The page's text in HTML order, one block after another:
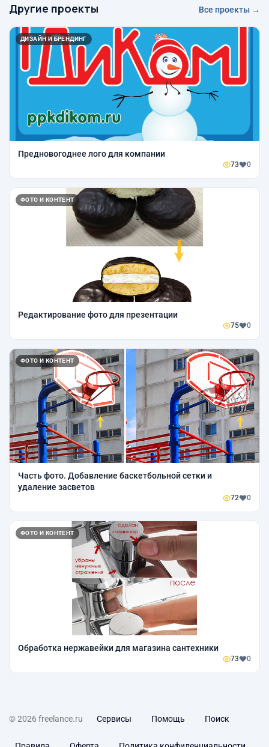
Другие проекты Все проекты →
ДИЗАЙН И БРЕНДИНГ
Предновогоднее лого для компании
73 0
ФОТО И КОНТЕНТ
Редактирование фото для презентации
75 0
ФОТО И КОНТЕНТ
Часть фото. Добавление баскетбольной сетки и
удаление засветов
72 0
ФОТО И КОНТЕНТ
Обработка нержавейки для магазина сантехники
73 0
© 2026 freelance.ru Сервисы Помощь Поиск